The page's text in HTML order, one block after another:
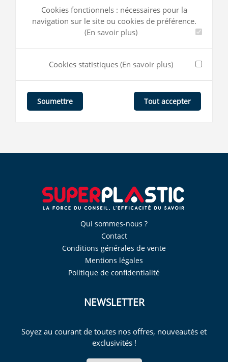
Cookies fonctionnels : nécessaires pour la
navigation sur le site ou cookies de préférence.
(En savoir plus)
Cookies statistiques (En savoir plus)
Soumettre Tout accepter
Qui sommes-nous ?
Contact
Conditions générales de vente
Mentions légales
Politique de confidentialité
NEWSLETTER
Soyez au courant de toutes nos offres, nouveautés et
exclusivités !